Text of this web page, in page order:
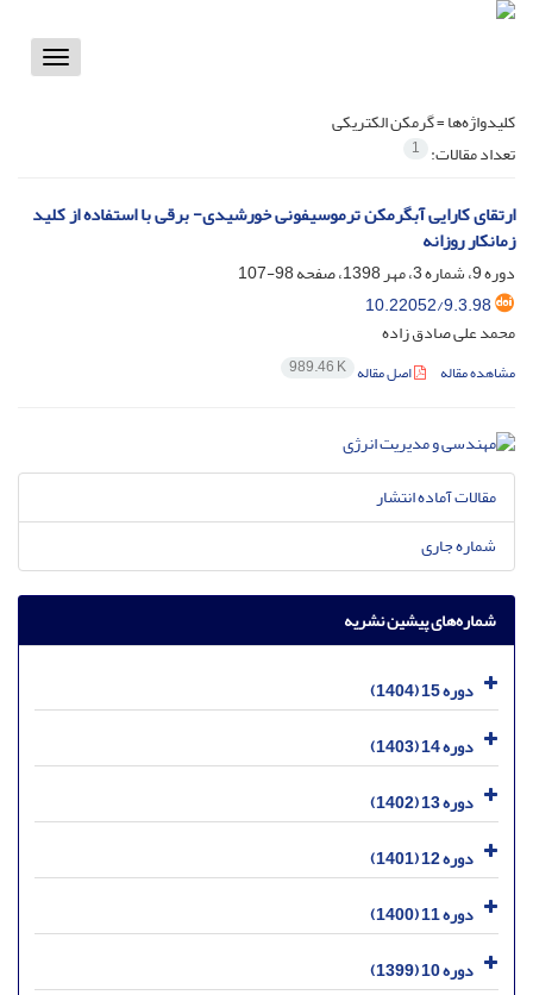
Toggle
کلیدواژه‌ها =گرمکن الکتریکی
تعداد مقالات: 1
ارتقای کارایی آبگرمکن ترموسیفونی خورشیدی- برقی با استفاده از کلید
زمانکار روزانه
دوره 9، شماره 3، مهر 1398، صفحه
98-107
10.22052/9.3.98
محمد علی صادق زاده
مشاهده مقاله اصل مقاله 989.46 K
مقالات آماده انتشار
شماره جاری
شماره‌های پیشین نشریه
دوره 15 (1404)
دوره 14 (1403)
دوره 13 (1402)
دوره 12 (1401)
دوره 11 (1400)
دوره 10 (1399)